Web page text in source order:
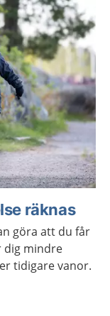
räknas
göra att du får
dig mindre
tidigare vanor.